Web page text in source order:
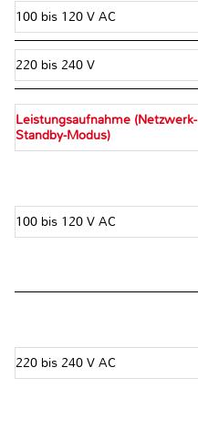
100 bis 120 V AC
220 bis 240 V
Leistungsaufnahme (Netzwerk-
Standby-Modus)
100 bis 120 V AC
220 bis 240 V AC